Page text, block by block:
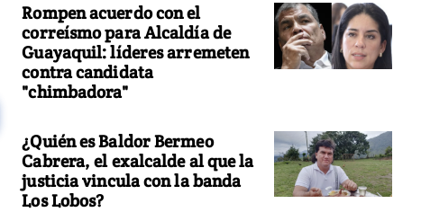
Rompen acuerdo con el
correísmo para Alcaldía de
Guayaquil: líderes arremeten
contra candidata
"chimbadora"
¿Quién es Baldor Bermeo
Cabrera, el exalcalde al que la
justicia vincula con la banda
Los Lobos?